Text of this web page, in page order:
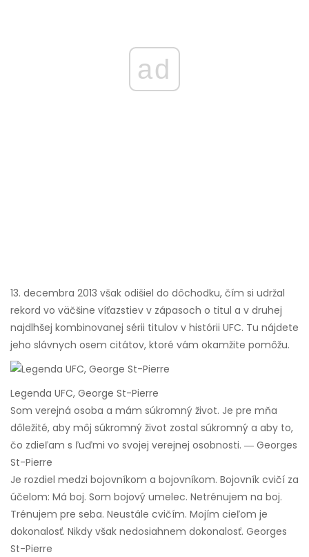
ad
13. decembra 2013 však odišiel do dôchodku, čím si udržal
rekord vo väčšine víťazstiev v zápasoch o titul a v druhej
najdlhšej kombinovanej sérii titulov v histórii UFC. Tu nájdete
jeho slávnych osem citátov, ktoré vám okamžite pomôžu.
Legenda UFC, George St-Pierre
Som verejná osoba a mám súkromný život. Je pre mňa
dôležité, aby môj súkromný život zostal súkromný a aby to,
čo zdieľam s ľuďmi vo svojej verejnej osobnosti. ― Georges
St-Pierre
Je rozdiel medzi bojovníkom a bojovníkom. Bojovník cvičí za
účelom: Má boj. Som bojový umelec. Netrénujem na boj.
Trénujem pre seba. Neustále cvičím. Mojím cieľom je
dokonalosť. Nikdy však nedosiahnem dokonalosť. Georges
St-Pierre